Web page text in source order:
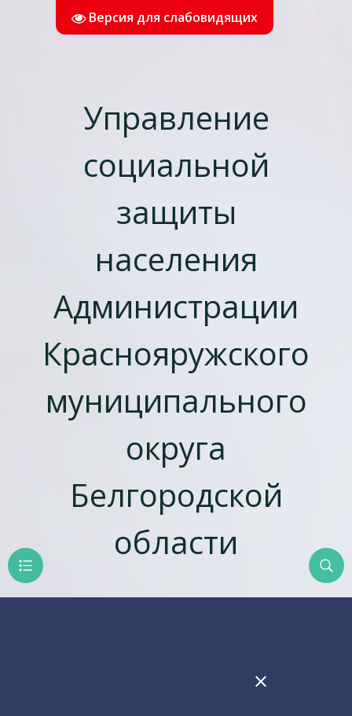
Версия для слабовидящих
Управление
социальной
защиты
населения
Администрации
Краснояружского
муниципального
округа
Белгородской
области
close